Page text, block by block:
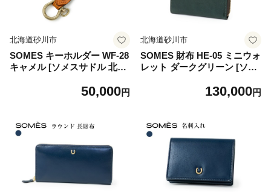
北海道砂川市
SOMES キーホルダー WF-28
キャメル [ソメスサドル 北海
メンズ レディース 牛革 革 革
50,000円
北海道砂川市
SOMES 財布 HE-05 ミニウォ
レット ダークグリーン [ソメ
0811-c] ソメス ミニ財布 メン
ーン 革 革製品 革財布 レザー
軽い 薄い ウォレット 国産 日
本製 ブランド somes saddle
130,000円